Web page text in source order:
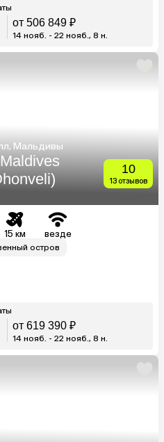
от 506 849 ₽
14 нояб. - 22 нояб., 8 н.
Мальдивы
10
13 отзывов
15 км везде
остров
от 619 390 ₽
14 нояб. - 22 нояб., 8 н.